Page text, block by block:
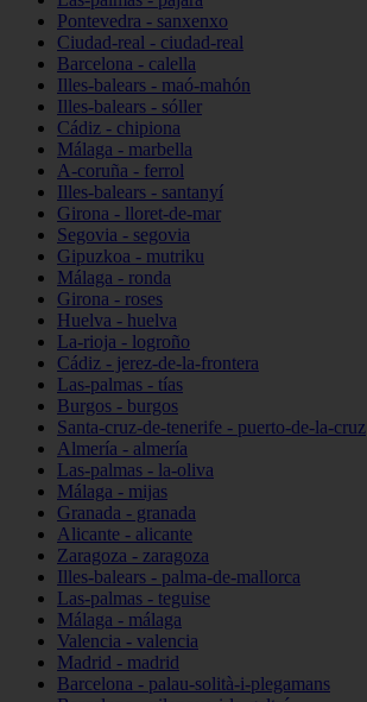
Pontevedra - sanxenxo
Ciudad-real - ciudad-real
Barcelona - calella
Illes-balears - maó-mahón
Illes-balears - sóller
Cádiz - chipiona
Málaga - marbella
A-coruña - ferrol
Illes-balears - santanyí
Girona - lloret-de-mar
Segovia - segovia
Gipuzkoa - mutriku
Málaga - ronda
Girona - roses
Huelva - huelva
La-rioja - logroño
Cádiz - jerez-de-la-frontera
Las-palmas - tías
Burgos - burgos
Santa-cruz-de-tenerife - puerto-de-la-cruz
Almería - almería
Las-palmas - la-oliva
Málaga - mijas
Granada - granada
Alicante - alicante
Zaragoza - zaragoza
Illes-balears - palma-de-mallorca
Las-palmas - teguise
Málaga - málaga
Valencia - valencia
Madrid - madrid
Barcelona - palau-solità-i-plegamans